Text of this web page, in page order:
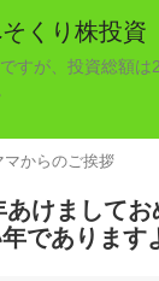
くり株投資
すが、投資総額は
マからのご挨拶
けまして
であります